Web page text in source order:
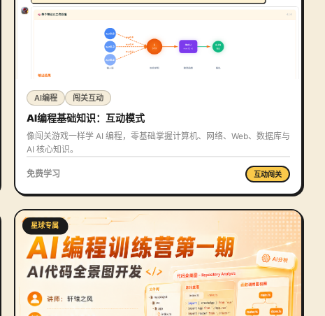
AI编程 闯关互动
AI编程基础知识：互动模式
像闯关游戏一样学 AI 编程，零基础掌握计算机、网络、Web、数据库与
AI 核心知识。
免费学习 互动闯关
星球专属